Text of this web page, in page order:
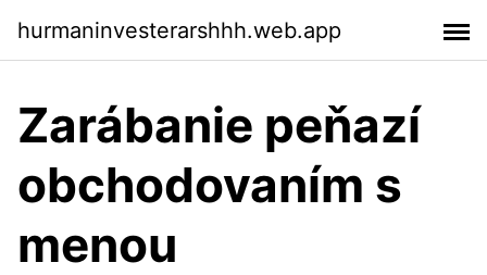
hurmaninvesterarshhh.web.app
Zarábanie peňazí
obchodovaním s
menou